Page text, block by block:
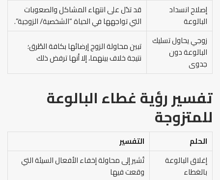
إصلاح انسداد
البالوعة
قد تدُل على انتهاء المشاكل والصعوبات
التي تواجهها في الحياة “الشخصية/ الزوجية”.
زوجي يحاول تسليك
البالوعة دون
جدوى
تبين محاولة الزوج إرضائها بكافة الطُرق؛
نتيجة خلاف بينهما، إلا أنها ترفض ذلك
تفسير رؤية غطاء البالوعة
للمتزوجة
الحلم
التفسير
إغلاق البالوعة
بالغطاء
تُشير إلى محاولة إخفاء الأفعال السيئة التي
وقعت فيها